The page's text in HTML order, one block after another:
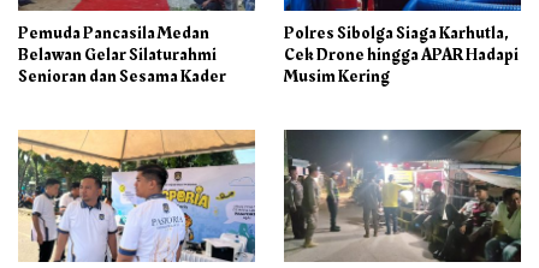
Pemuda Pancasila Medan
Belawan Gelar Silaturahmi
Senioran dan Sesama Kader
Polres Sibolga Siaga Karhutla,
Cek Drone hingga APAR Hadapi
Musim Kering